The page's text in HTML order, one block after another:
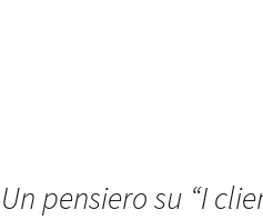
Un pensiero su “I